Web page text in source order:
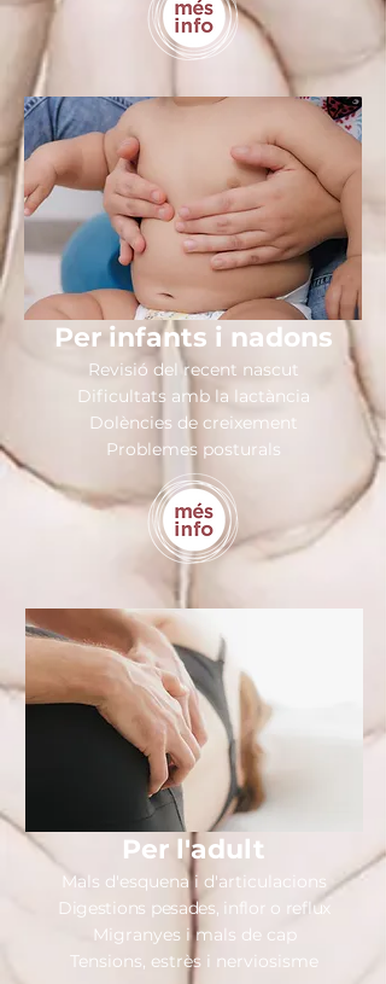
Per infants i nadons
Revisió del recent nascut
Dificultats amb la lactància
Dolències de creixement
Problemes posturals
Per l'adult
Mals d'esquena i d'articulacions
Digestions pesades, inflor o reflux
Migranyes i mals de cap
Tensions, estrès i nerviosisme